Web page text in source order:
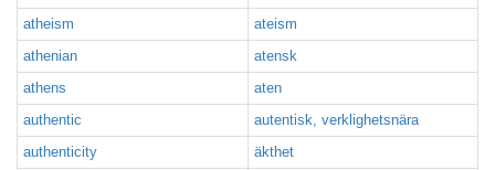
atheism
ateism
athenian
atensk
athens
aten
authentic
autentisk, verklighetsnära
authenticity
äkthet